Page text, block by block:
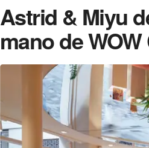
Astrid & Miyu
mano de